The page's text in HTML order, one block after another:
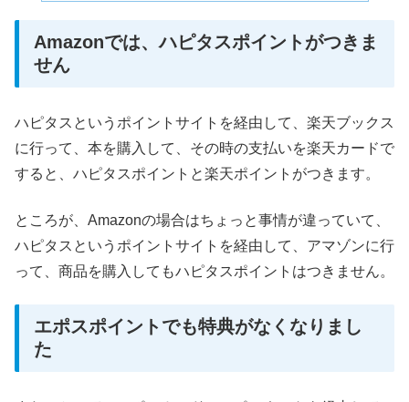
Amazonでは、ハピタスポイントがつきま
せん
ハピタスというポイントサイトを経由して、楽天ブックス
に行って、本を購入して、その時の支払いを楽天カードで
すると、ハピタスポイントと楽天ポイントがつきます。
ところが、Amazonの場合はちょっと事情が違っていて、
ハピタスというポイントサイトを経由して、アマゾンに行
って、商品を購入してもハピタスポイントはつきません。
エポスポイントでも特典がなくなりまし
た